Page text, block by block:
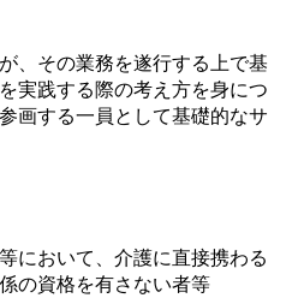
、その業務を遂行する上で基
実践する際の考え方を身につ
画する一員として基礎的なサ
において、介護に直接携わる
の資格を有さない者等